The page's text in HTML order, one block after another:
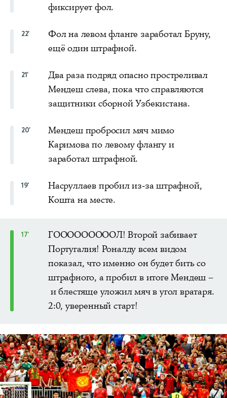
фиксирует фол.
22'
Фол на левом фланге заработал Бруну,
ещё один штрафной.
21'
Два раза подряд опасно простреливал
Мендеш слева, пока что справляются
защитники сборной Узбекистана.
20'
Мендеш пробросил мяч мимо
Каримова по левому флангу и
заработал штрафной.
19'
Насруллаев пробил из-за штрафной,
Кошта на месте.
17'
ГОООООООООЛ! Второй забивает
Португалия! Роналду всем видом
показал, что именно он будет бить со
штрафного, а пробил в итоге Мендеш –
и блестяще уложил мяч в угол вратаря.
2:0, уверенный старт!